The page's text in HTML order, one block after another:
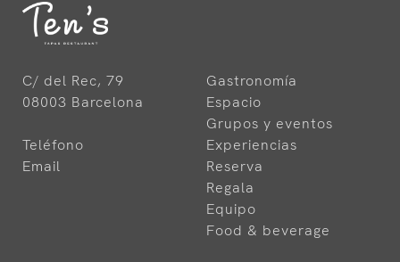
C/ del Rec, 79
08003 Barcelona
Teléfono
Email
Gastronomía
Espacio
Grupos y eventos
Experiencias
Reserva
Regala
Equipo
Food & beverage